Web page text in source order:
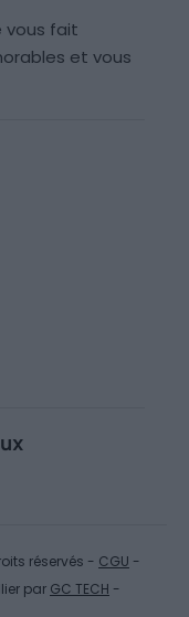
vous fait
et vous
réservés - CGU -
par GC TECH -